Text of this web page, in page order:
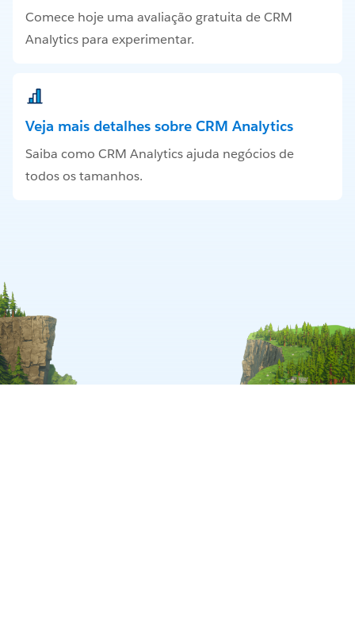
Comece hoje uma avaliação gratuita de CRM
Analytics para experimentar.
Veja mais detalhes sobre CRM Analytics
Saiba como CRM Analytics ajuda negócios de
todos os tamanhos.